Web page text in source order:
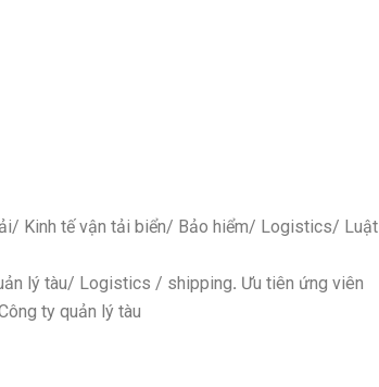
Kinh tế vận tải biển/ Bảo hiểm/ Logistics/ Luật
lý tàu/ Logistics / shipping. Ưu tiên ứng viên
ty quản lý tàu